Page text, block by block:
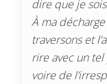
dire que je
À ma
traversons et
rire avec un
voire de